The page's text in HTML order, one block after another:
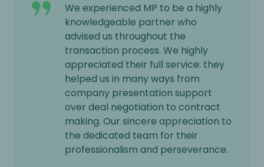
We experienced MP to be a highly
knowledgeable partner who
advised us throughout the
transaction process. We highly
appreciated their full service: they
helped us in many ways from
company presentation support
over deal negotiation to contract
making. Our sincere appreciation to
the dedicated team for their
professionalism and perseverance.